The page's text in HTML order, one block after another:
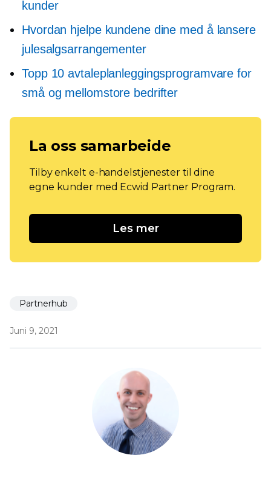
kunder
Hvordan hjelpe kundene dine med å lansere
julesalgsarrangementer
Topp 10 avtaleplanleggingsprogramvare for
små og mellomstore bedrifter
La oss samarbeide
Tilby enkelt e-handelstjenester til dine
egne kunder med Ecwid Partner Program.
Les mer
Partnerhub
Juni 9, 2021